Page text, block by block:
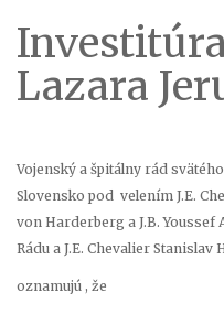
Lazara
Vojenský a špitálny rád
Slovensko pod velením J.E.
von Harderberg a J.B.
Rádu a J.E. Chevalier
oznamujú , že